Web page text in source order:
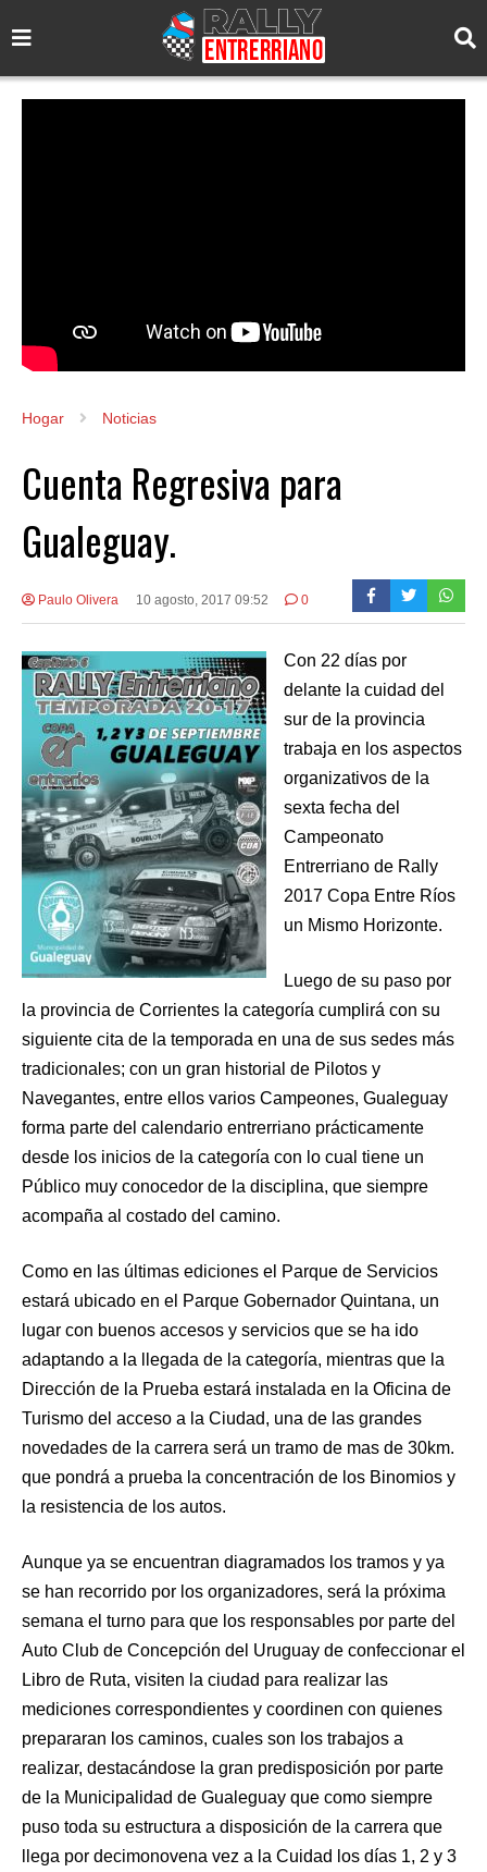
Hogar Noticias
Cuenta Regresiva para
Gualeguay.
Paulo Olivera 10 agosto, 2017 09:52 0
Con 22 días por
delante la cuidad del
sur de la provincia
trabaja en los aspectos
organizativos de la
sexta fecha del
Campeonato
Entrerriano de Rally
2017 Copa Entre Ríos
un Mismo Horizonte.
Luego de su paso por
la provincia de Corrientes la categoría cumplirá con su
siguiente cita de la temporada en una de sus sedes más
tradicionales; con un gran historial de Pilotos y
Navegantes, entre ellos varios Campeones, Gualeguay
forma parte del calendario entrerriano prácticamente
desde los inicios de la categoría con lo cual tiene un
Público muy conocedor de la disciplina, que siempre
acompaña al costado del camino.
Como en las últimas ediciones el Parque de Servicios
estará ubicado en el Parque Gobernador Quintana, un
lugar con buenos accesos y servicios que se ha ido
adaptando a la llegada de la categoría, mientras que la
Dirección de la Prueba estará instalada en la Oficina de
Turismo del acceso a la Ciudad, una de las grandes
novedades de la carrera será un tramo de mas de 30km.
que pondrá a prueba la concentración de los Binomios y
la resistencia de los autos.
Aunque ya se encuentran diagramados los tramos y ya
se han recorrido por los organizadores, será la próxima
semana el turno para que los responsables por parte del
Auto Club de Concepción del Uruguay de confeccionar el
Libro de Ruta, visiten la ciudad para realizar las
mediciones correspondientes y coordinen con quienes
prepararan los caminos, cuales son los trabajos a
realizar, destacándose la gran predisposición por parte
de la Municipalidad de Gualeguay que como siempre
puso toda su estructura a disposición de la carrera que
llega por decimonovena vez a la Cuidad los días 1, 2 y 3